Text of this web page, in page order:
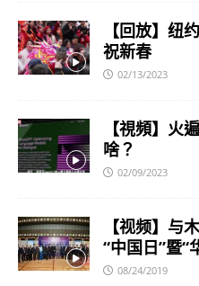
【回放】纽
祝新春
02/13/2023
【視頻】火
啥？
02/09/2023
【视频】与
“中国日”暨“
08/24/2019